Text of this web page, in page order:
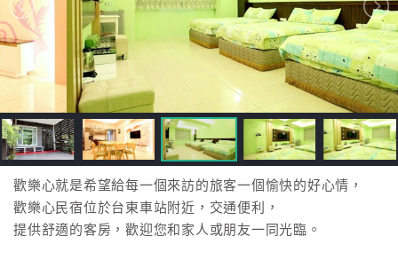
房
直
跟
飯
店
訂
房
HOT
歡樂心就是希望給每一個來訪的旅客一個愉快的好心情，
歡樂心民宿位於台東車站附近，交通便利，
提供舒適的客房，歡迎您和家人或朋友一同光臨。